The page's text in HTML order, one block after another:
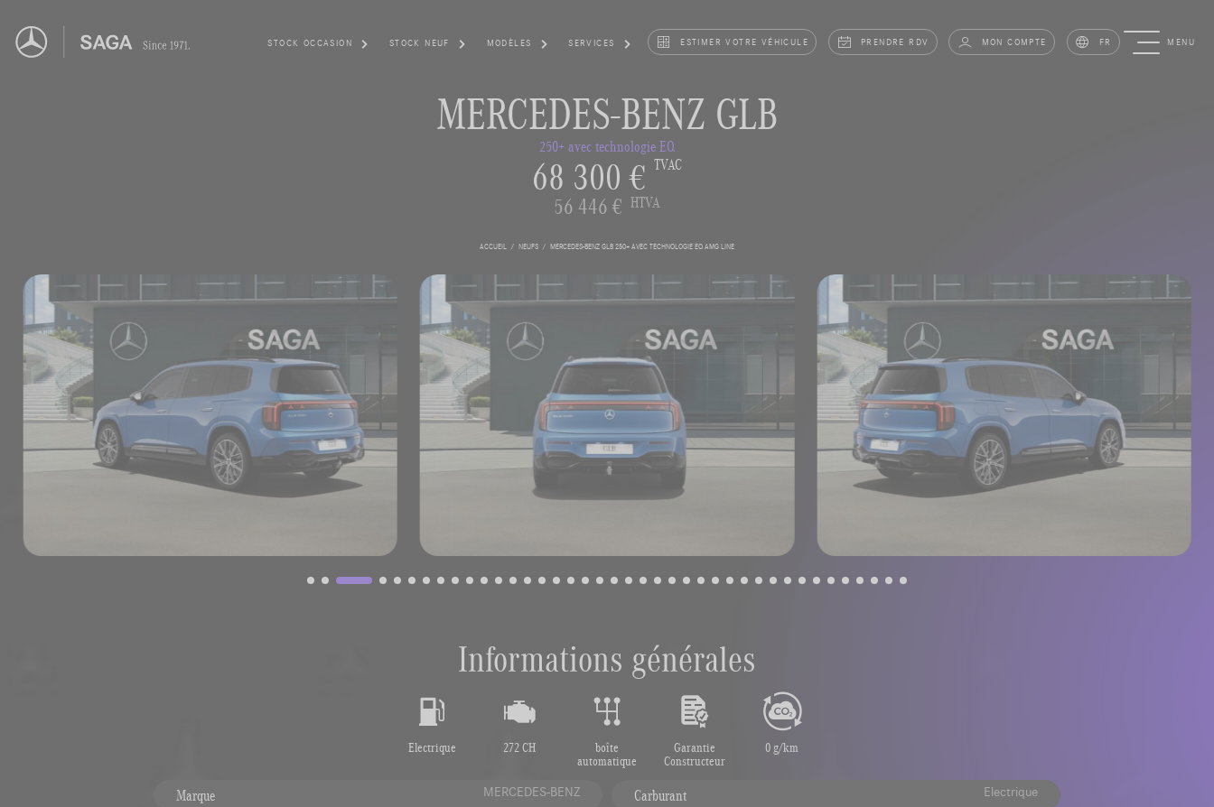
STOCK OCCASION STOCK NEUF MODÈLES SERVICES ESTIMER VOTRE VÉHICULE PRENDRE RDV MON COMPTE FR MENU
MERCEDES-BENZ GLB
250+ avec technologie EQ
68 300 € TVAC
56 446 € HTVA
ACCUEIL NEUFS MERCEDES-BENZ GLB 250+ AVEC TECHNOLOGIE EQ AMG LINE
Informations générales
Electrique 272 CH boîte
automatique
Garantie
Constructeur
0 g/km
Marque MERCEDES-BENZ Carburant Electrique